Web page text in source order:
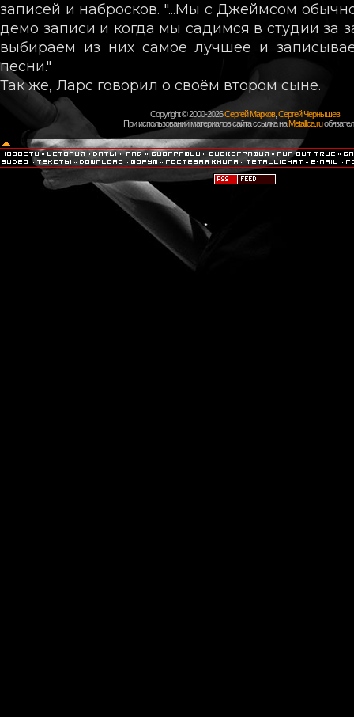
записей и набросков. "...Мы с Джеймсом
демо записи и когда мы садимся в студии за
выбираем из них самое лучшее и
песни."
Так же, Ларс говорил о своём втором сыне.
Copyright © 2000-2026Сергей Марков, Сергей Чернышев
При использовании материалов сайта ссылка наMetallica.ru